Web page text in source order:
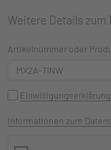
Weitere Details zum
Artikelnummer oder
Einwilligungserklärung
Informationen zum